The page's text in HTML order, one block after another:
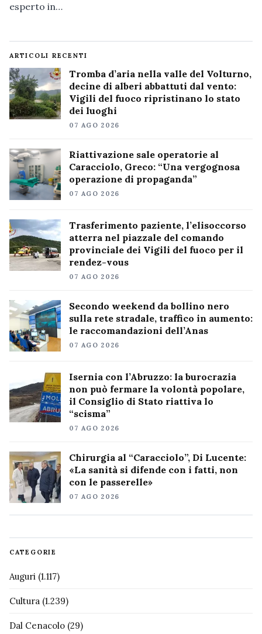
esperto in…
ARTICOLI RECENTI
Tromba d’aria nella valle del Volturno,
decine di alberi abbattuti dal vento:
Vigili del fuoco ripristinano lo stato
dei luoghi
07 AGO 2026
Riattivazione sale operatorie al
Caracciolo, Greco: “Una vergognosa
operazione di propaganda”
07 AGO 2026
Trasferimento paziente, l’elisoccorso
atterra nel piazzale del comando
provinciale dei Vigili del fuoco per il
rendez-vous
07 AGO 2026
Secondo weekend da bollino nero
sulla rete stradale, traffico in aumento:
le raccomandazioni dell’Anas
07 AGO 2026
Isernia con l’Abruzzo: la burocrazia
non può fermare la volontà popolare,
il Consiglio di Stato riattiva lo
“scisma”
07 AGO 2026
Chirurgia al “Caracciolo”, Di Lucente:
«La sanità si difende con i fatti, non
con le passerelle»
07 AGO 2026
CATEGORIE
Auguri (1.117)
Cultura (1.239)
Dal Cenacolo (29)